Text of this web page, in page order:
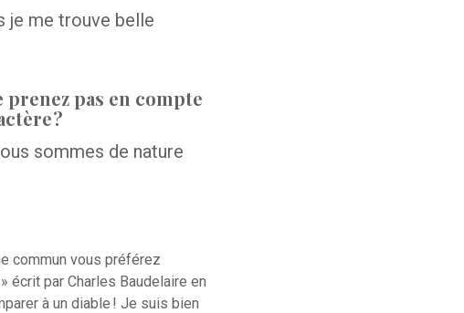
je me trouve belle
prenez pas en compte
?
sommes de nature
commun vous préférez
écrit par Charles Baudelaire en
à un diable ! Je suis bien